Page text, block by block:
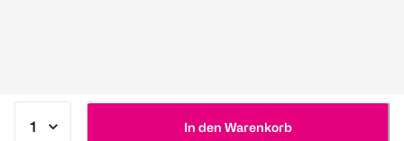
In den Warenkorb